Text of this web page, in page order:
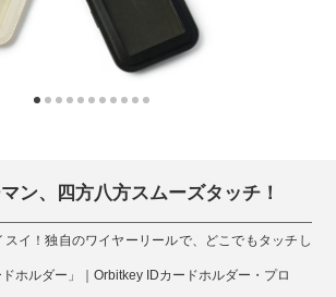
ン、四方八方スムーズタッチ！
イ！独自のワイヤーリールで、どこでもタッチし
ホルダー」｜Orbitkey IDカードホルダー・プロ